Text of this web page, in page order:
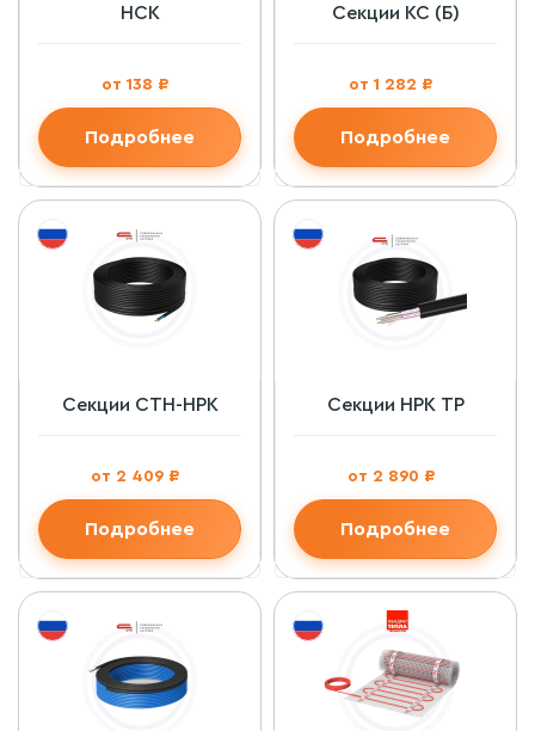
НСК
от 138 ₽
Подробнее
Секции КС (Б)
от 1 282 ₽
Подробнее
Секции СТН-НРК
от 2 409 ₽
Подробнее
Секции НРК ТР
от 2 890 ₽
Подробнее